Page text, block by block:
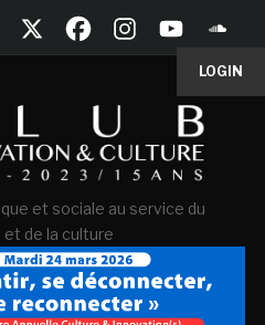
LOGIN
et sociale au service du
de la culture